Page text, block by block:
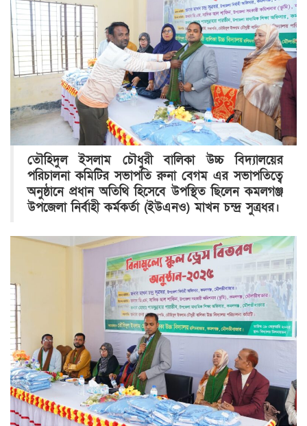
তৌহিদুল ইসলাম চৌধুরী বালিকা উচ্চ বিদ্যালয়ের
পরিচালনা কমিটির সভাপতি রুনা বেগম এর সভাপতিত্বে
অনুষ্ঠানে প্রধান অতিথি হিসেবে উপস্থিত ছিলেন কমলগঞ্জ
উপজেলা নির্বাহী কর্মকর্তা (ইউএনও) মাখন চন্দ্র সুত্রধর।